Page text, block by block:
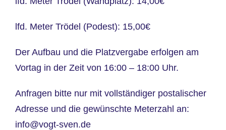
lfd. Meter Trödel (Podest): 15,00€
Der Aufbau und die Platzvergabe erfolgen am
Vortag in der Zeit von 16:00 – 18:00 Uhr.
Anfragen bitte nur mit vollständiger postalischer
Adresse und die gewünschte Meterzahl an:
info@vogt-sven.de